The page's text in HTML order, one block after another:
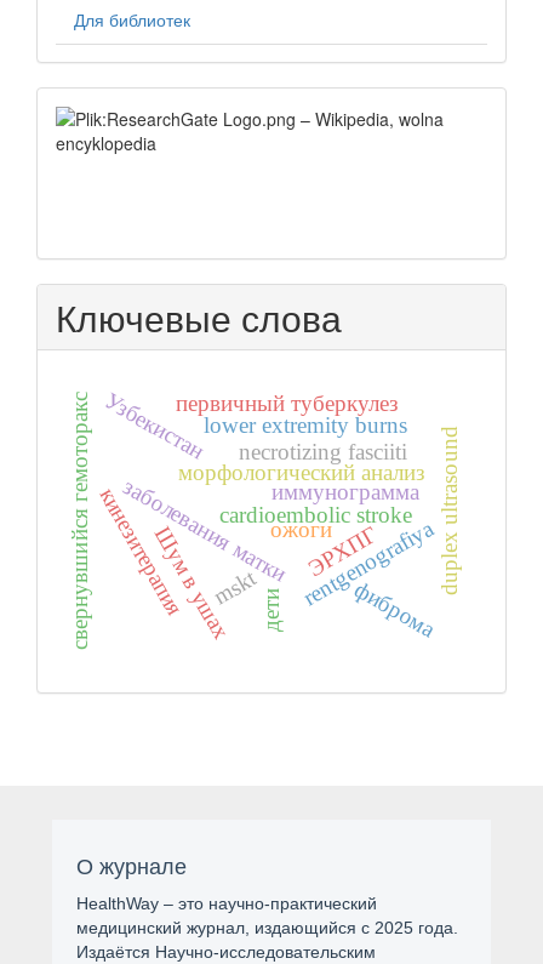
Для библиотек
Indeksatsiya
Ключевые слова
rentgenografiya
mskt
заболевания матки
морфологический анализ
фиброма
кинезитерапия
свернувшийся гемоторакс necrotizing fasciiti
Шум в ушах
cardioembolic stroke duplex ultrasound
Узбекистан
иммунограмма
ожоги
lower extremity burns
первичный туберкулез
дети
ЭРХПГ
О журнале
HealthWay – это научно-практический
медицинский журнал, издающийся с 2025 года.
Издаётся Научно-исследовательским